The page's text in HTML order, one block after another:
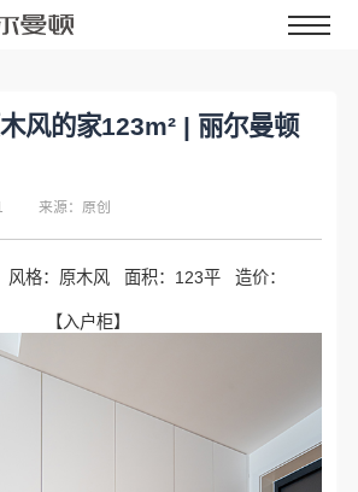
风的家123m² | 丽尔曼顿
来源：原创
格：原木风 面积：123平 造价：
【入户柜】